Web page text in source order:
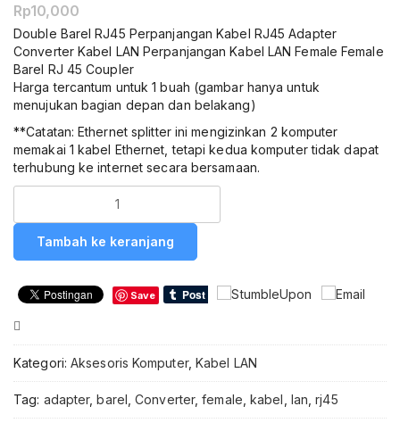
Rp10,000
Double Barel RJ45 Perpanjangan Kabel RJ45 Adapter
Converter Kabel LAN Perpanjangan Kabel LAN Female Female
Barel RJ 45 Coupler
Harga tercantum untuk 1 buah (gambar hanya untuk
menujukan bagian depan dan belakang)
**Catatan: Ethernet splitter ini mengizinkan 2 komputer
memakai 1 kabel Ethernet, tetapi kedua komputer tidak dapat
terhubung ke internet secara bersamaan.
RJ45
Ethernet
Network
Connector
Splitter
2
–
Tambah ke keranjang
Save
Kategori: Aksesoris Komputer,Kabel LAN
Tag: adapter,barel ,Converter,female ,kabel lan ,rj45